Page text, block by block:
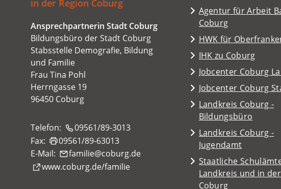
in der Region Coburg
Ansprechpartnerin Stadt Coburg
Bildungsbüro der Stadt Coburg
Stabsstelle Demografie, Bildung
und Familie
Frau Tina Pohl
Herrngasse 19
96450 Coburg
Telefon:
09561/89-3013
Fax:
09561/89-63013
E-Mail:
familie coburg de
www.coburg.de/familie
(Öffnet
Agentur für Arbeit
Coburg
(Öffnet
in
neuen
Tab)
HWK für
(Öffnet
in
neuen
Tab)
IHK zu Coburg
(Öffnet
in
einem
neuen
Tab)
Jobcenter Coburg
(Öffnet
in
einem
neuen
Tab)
Jobcenter Coburg
(Öffnet
in
einem
Tab)
Landkreis Coburg -
Bildungsbüro
(Öffnet
in
einem
neuen
Tab)
Landkreis Coburg -
Jugendamt
(Öffnet
in
einem
neuen
Staatliche
Landkreis und in
Coburg
(Öffnet